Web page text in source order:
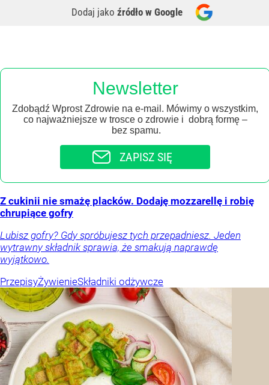
Dodaj jako źródło w Google
Newsletter
Zdobądź Wprost Zdrowie na e-mail. Mówimy o wszystkim,
co najważniejsze w trosce o zdrowie i dobrą formę –
bez spamu.
ZAPISZ SIĘ
Z cukinii nie smażę placków. Dodaję mozzarellę i robię
chrupiące gofry
Lubisz gofry? Gdy spróbujesz tych przepadniesz. Jeden
wytrawny składnik sprawia, że smakują naprawdę
wyjątkowo.
PrzepisyŻywienieSkładniki odżywcze